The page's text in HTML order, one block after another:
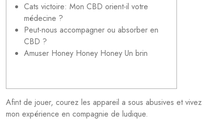
Cats victoire: Mon CBD orient-il votre
médecine ?
Peut-nous accompagner ou absorber en
CBD ?
Amuser Honey Honey Honey Un brin
Afint de jouer, courez les appareil a sous abusives et vivez
mon expérience en compagnie de ludique.